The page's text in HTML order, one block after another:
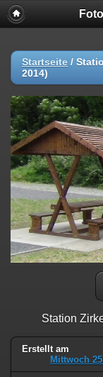
Startseite /
2014)
Station
Erstellt am
Mittwoch